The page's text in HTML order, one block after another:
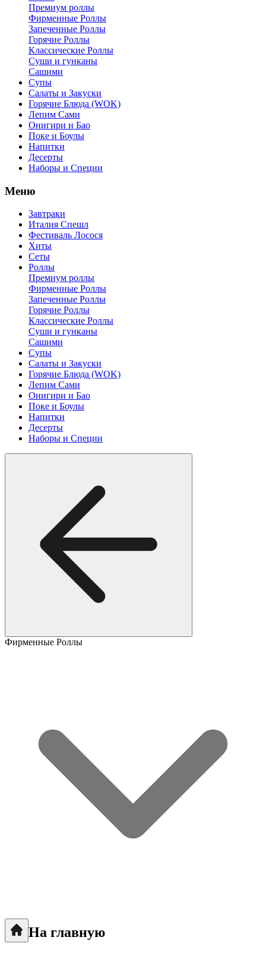
Премиум роллы
Фирменные Роллы
Запеченные Роллы
Горячие Роллы
Классические Роллы
Суши и гунканы
Сашими
Супы
Салаты и Закуски
Горячие Блюда (WOK)
Лепим Сами
Онигири и Бао
Поке и Боулы
Напитки
Десерты
Наборы и Специи
Меню
Завтраки
Италия Спешл
Фестиваль Лосося
Хиты
Сеты
Роллы
Премиум роллы
Фирменные Роллы
Запеченные Роллы
Горячие Роллы
Классические Роллы
Суши и гунканы
Сашими
Супы
Салаты и Закуски
Горячие Блюда (WOK)
Лепим Сами
Онигири и Бао
Поке и Боулы
Напитки
Десерты
Наборы и Специи
Фирменные Роллы
На главную